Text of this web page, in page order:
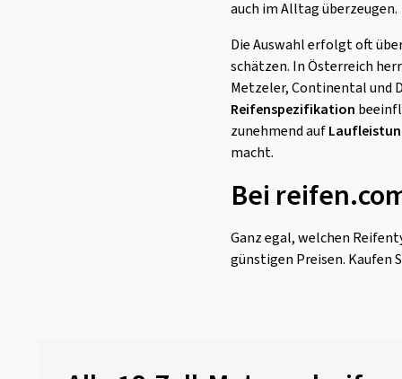
auch im Alltag überzeugen.
Die Auswahl erfolgt oft
schätzen. In Österreich
Metzeler, Continental und
Reifenspezifikation
zunehmend auf
macht.
Bei
Ganz egal, welchen
günstigen Preisen. Kaufen